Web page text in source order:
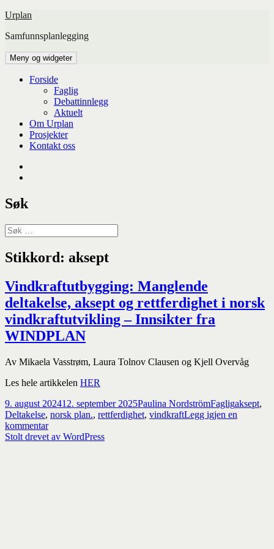
Hopp
innhold
Urplan
Samfunnsplanlegging
Meny og widgeter
Forside
Faglig
Debattinnlegg
Aktuelt
Om Urplan
Prosjekter
Kontakt oss
Søk
Søk
etter:
Stikkord: aksept
Vindkraftutbygging: Manglende
deltakelse, aksept og rettferdighet i norsk
vindkraftutvikling – Innsikter fra
WINDPLAN
Av Mikaela Vasstrøm, Laura Tolnov Clausen og Kjell Overvåg
Les hele artikkelen HER
Publisert
9. august 202412. september 2025Forfatter
Paulina NordströmKategorier
FagligStikkord
aksept,
Deltakelse, norsk plan., rettferdighet, vindkraftLegg igjen en
kommentartil
Vindkraftutbygging:
Stolt drevet av WordPress